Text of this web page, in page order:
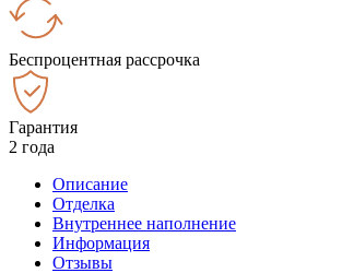
Беспроцентная рассрочка
Гарантия
2 года
Описание
Отделка
Внутреннее наполнение
Информация
Отзывы